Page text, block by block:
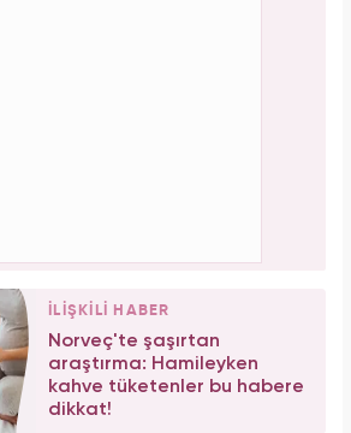
İLİŞKİLİ HABER
Norveç'te şaşırtan
araştırma: Hamileyken
kahve tüketenler bu habere
dikkat!